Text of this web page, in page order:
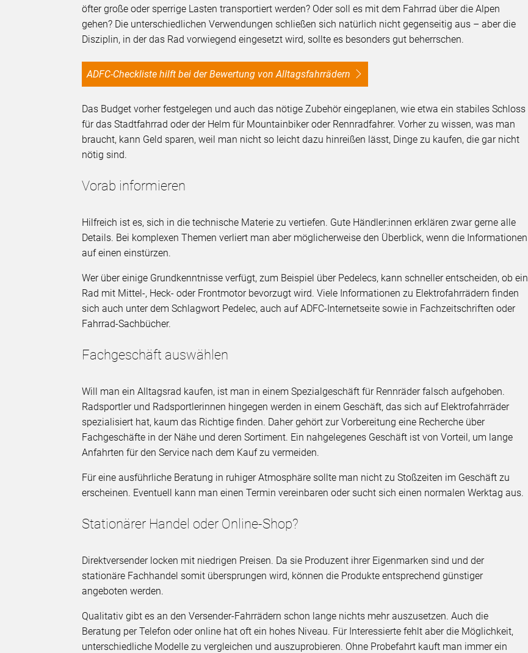
öfter große oder sperrige Lasten transportiert werden? Oder soll es mit dem Fahrrad über die Alpen
gehen? Die unterschiedlichen Verwendungen schließen sich natürlich nicht gegenseitig aus – aber die
Disziplin, in der das Rad vorwiegend eingesetzt wird, sollte es besonders gut beherrschen.
ADFC-Checkliste hilft bei der Bewertung von Alltagsfahrrädern
Das Budget vorher festgelegen und auch das nötige Zubehör eingeplanen, wie etwa ein stabiles Schloss
für das Stadtfahrrad oder der Helm für Mountainbiker oder Rennradfahrer. Vorher zu wissen, was man
braucht, kann Geld sparen, weil man nicht so leicht dazu hinreißen lässt, Dinge zu kaufen, die gar nicht
nötig sind.
Vorab informieren
Hilfreich ist es, sich in die technische Materie zu vertiefen. Gute Händler:innen erklären zwar gerne alle
Details. Bei komplexen Themen verliert man aber möglicherweise den Überblick, wenn die Informationen
auf einen einstürzen.
Wer über einige Grundkenntnisse verfügt, zum Beispiel über Pedelecs, kann schneller entscheiden, ob ein
Rad mit Mittel-, Heck- oder Frontmotor bevorzugt wird. Viele Informationen zu Elektrofahrrädern finden
sich auch unter dem Schlagwort Pedelec, auch auf ADFC-Internetseite sowie in Fachzeitschriften oder
Fahrrad-Sachbücher.
Fachgeschäft auswählen
Will man ein Alltagsrad kaufen, ist man in einem Spezialgeschäft für Rennräder falsch aufgehoben.
Radsportler und Radsportlerinnen hingegen werden in einem Geschäft, das sich auf Elektrofahrräder
spezialisiert hat, kaum das Richtige finden. Daher gehört zur Vorbereitung eine Recherche über
Fachgeschäfte in der Nähe und deren Sortiment. Ein nahgelegenes Geschäft ist von Vorteil, um lange
Anfahrten für den Service nach dem Kauf zu vermeiden.
Für eine ausführliche Beratung in ruhiger Atmosphäre sollte man nicht zu Stoßzeiten im Geschäft zu
erscheinen. Eventuell kann man einen Termin vereinbaren oder sucht sich einen normalen Werktag aus.
Stationärer Handel oder Online-Shop?
Direktversender locken mit niedrigen Preisen. Da sie Produzent ihrer Eigenmarken sind und der
stationäre Fachhandel somit übersprungen wird, können die Produkte entsprechend günstiger
angeboten werden.
Qualitativ gibt es an den Versender-Fahrrädern schon lange nichts mehr auszusetzen. Auch die
Beratung per Telefon oder online hat oft ein hohes Niveau. Für Interessierte fehlt aber die Möglichkeit,
unterschiedliche Modelle zu vergleichen und auszuprobieren. Ohne Probefahrt kauft man immer ein